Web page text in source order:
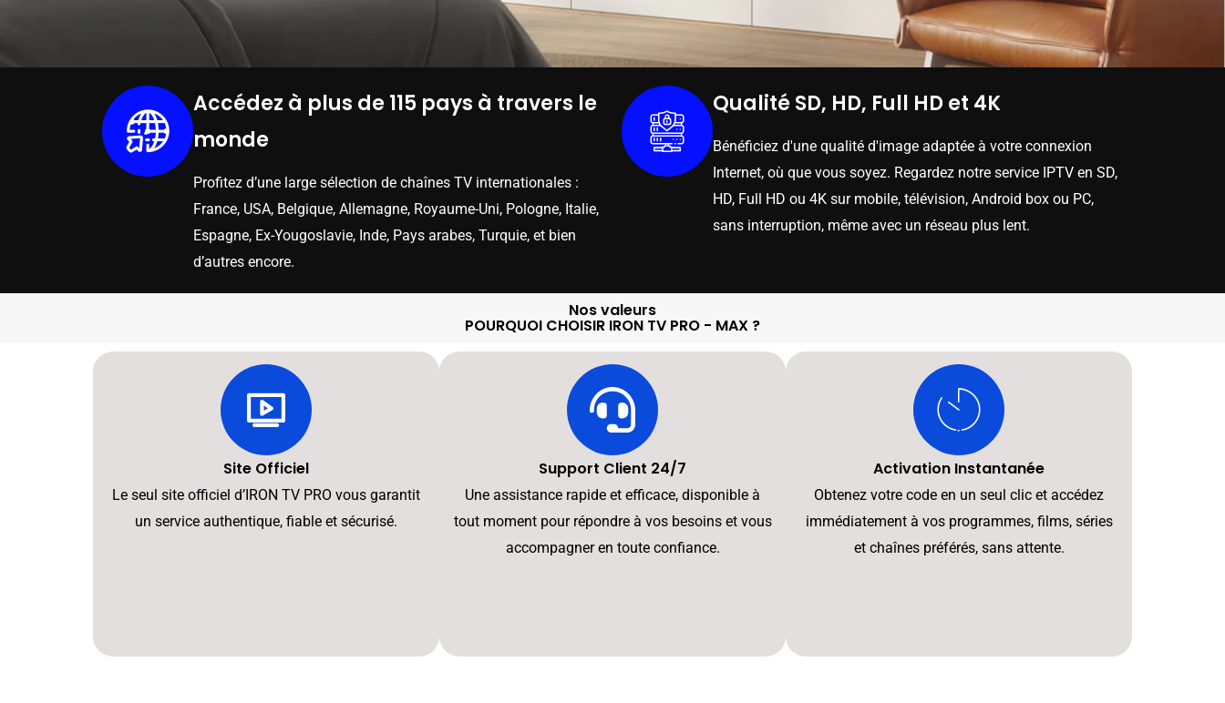
Accédez à plus de 115 pays à travers le
monde
Profitez d’une large sélection de chaînes TV internationales :
France, USA, Belgique, Allemagne, Royaume-Uni, Pologne, Italie,
Espagne, Ex-Yougoslavie, Inde, Pays arabes, Turquie, et bien
d’autres encore.
Qualité SD, HD, Full HD et 4K
Bénéficiez d'une qualité d'image adaptée à votre connexion
Internet, où que vous soyez. Regardez notre service IPTV en SD,
HD, Full HD ou 4K sur mobile, télévision, Android box ou PC,
sans interruption, même avec un réseau plus lent.
Nos valeurs
POURQUOI CHOISIR IRON TV PRO - MAX ?
Site Officiel
Le seul site officiel d’IRON TV PRO vous garantit
un service authentique, fiable et sécurisé.
Support Client 24/7
Une assistance rapide et efficace, disponible à
tout moment pour répondre à vos besoins et vous
accompagner en toute confiance.
Activation Instantanée
Obtenez votre code en un seul clic et accédez
immédiatement à vos programmes, films, séries
et chaînes préférés, sans attente.